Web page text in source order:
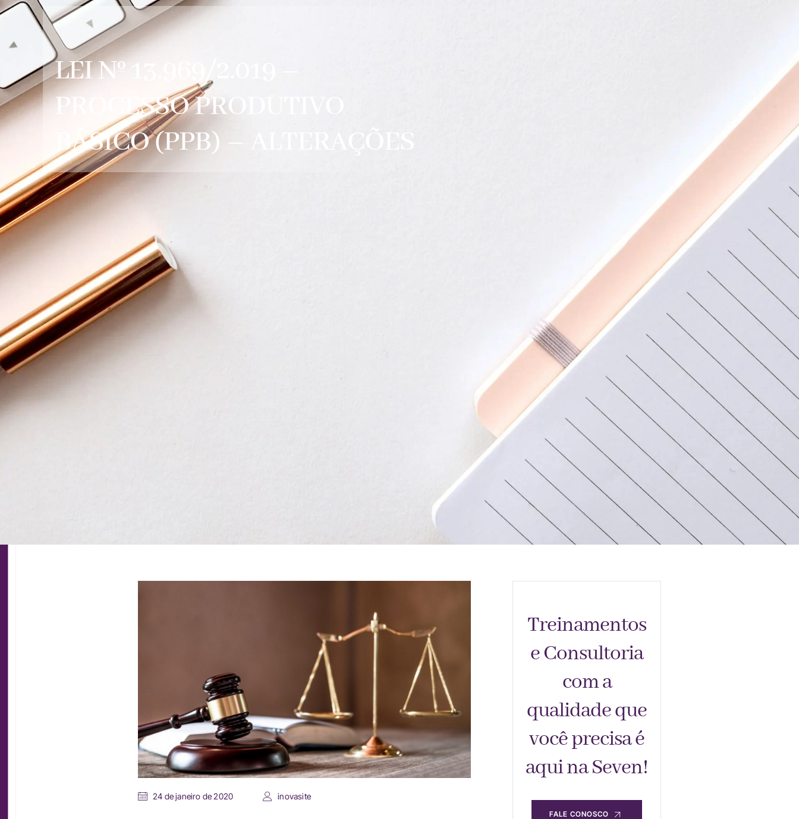
LEI Nº 13.969/2.019 –
PROCESSO PRODUTIVO
BÁSICO (PPB) – ALTERAÇÕES
24 de janeiro de 2020 inovasite
Treinamentos
e Consultoria
com a
qualidade que
você precisa é
aqui na Seven!
FALE CONOSCO